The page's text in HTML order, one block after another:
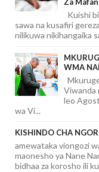
Kuishi
sawa na kusafiri
nilikuwa nikihangaika
WMA
Viwanda
leo
wa Vi...
KISHINDO CHA
amewataka viongozi
maonesho ya Nane
bidhaa za korosho ili